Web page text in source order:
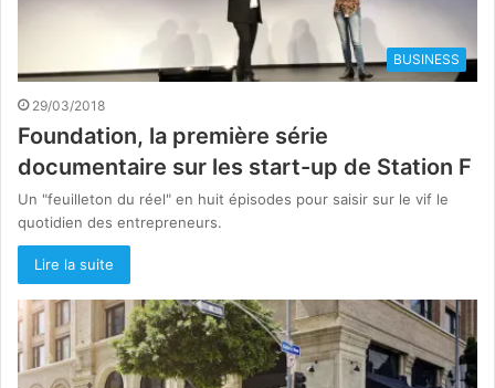
BUSINESS
29/03/2018
Foundation, la première série
documentaire sur les start-up de Station F
Un "feuilleton du réel" en huit épisodes pour saisir sur le vif le
quotidien des entrepreneurs.
Lire la suite